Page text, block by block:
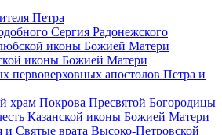
Петра
Сергия Радонежского
иконы Божией Матери
иконы Божией Матери
первоверховных апостолов Петра и
храм Покрова Пресвятой Богородицы
Казанской иконы Божией Матери
и Святые врата Высоко-Петровской